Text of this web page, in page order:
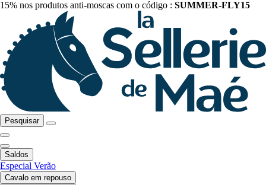
15% nos produtos anti-moscas com o código : SUMMER-FLY15
Pesquisar
Saldos
Especial Verão
Cavalo em repouso